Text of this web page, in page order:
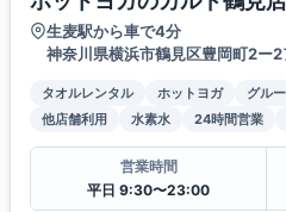
生麦駅から車で4分
神奈川県横浜市鶴見区豊岡町2ー
タオルレンタル ホットヨガ グル
他店舗利用
水素水 24時間営業
営業時間
平日 9:30〜23:00